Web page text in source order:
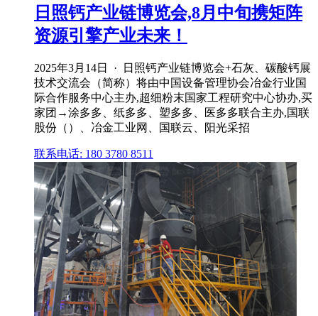
日照钙产业链博览会,8月中旬携矩阵
资源引擎产业未来！
2025年3月14日 · 日照钙产业链博览会+石灰、碳酸钙展
技术交流会（简称）将由中国设备管理协会冶金行业国
际合作服务中心主办,超细粉末国家工程研究中心协办,买
家团→涂多多、纸多多、塑多多、医多多联合主办,国联
股份（）、冶金工业网、国联云、阳光采招
联系电话: 180 3780 8511